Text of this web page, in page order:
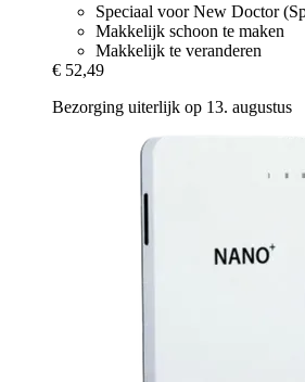
Speciaal voor New Doctor
Makkelijk schoon te maken
Makkelijk te veranderen
€ 52,49
Bezorging uiterlijk op 13. augustus